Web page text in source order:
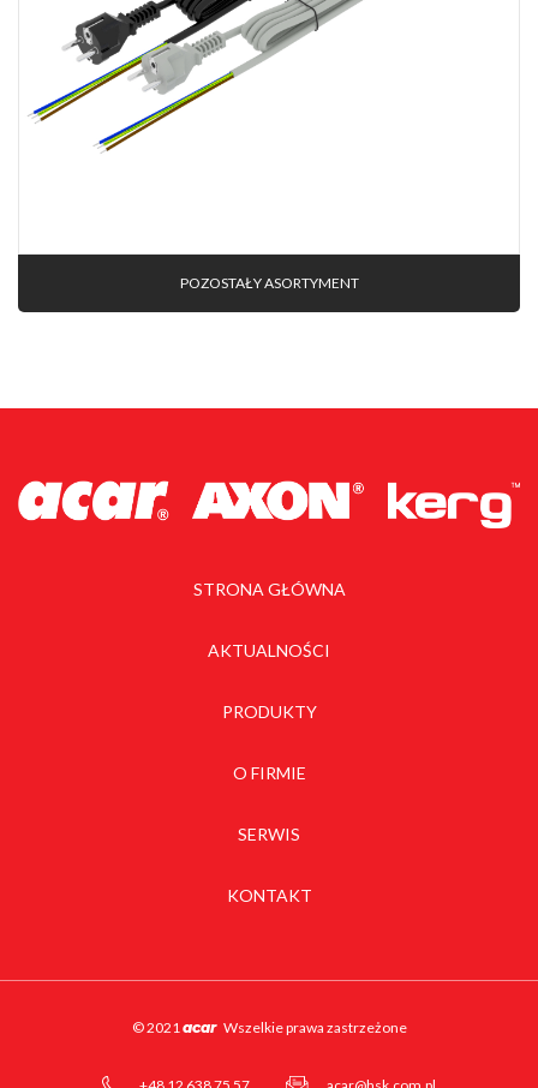
POZOSTAŁY ASORTYMENT
STRONA GŁÓWNA
AKTUALNOŚCI
PRODUKTY
O FIRMIE
SERWIS
KONTAKT
© 2021acarWszelkie prawa zastrzeżone